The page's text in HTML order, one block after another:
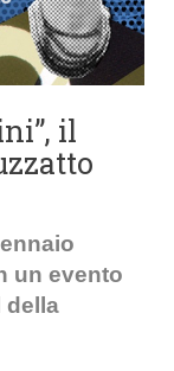
il
un evento
della